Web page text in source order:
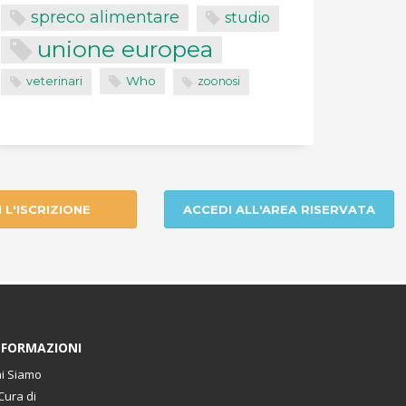
spreco alimentare studio
unione europea
veterinari Who zoonosi
L'ISCRIZIONE ACCEDI ALL'AREA RISERVATA
Siamo
di